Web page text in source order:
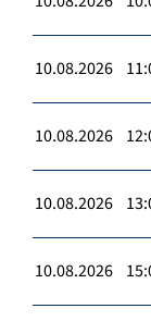
10.08.2026
10.08.2026
10.08.2026
10.08.2026